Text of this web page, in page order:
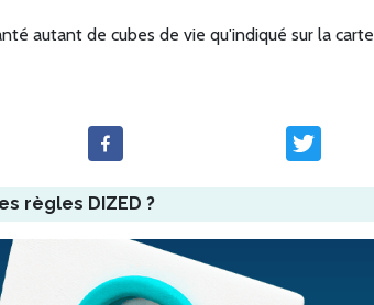
autant de cubes de vie qu'indiqué sur la carte
règles DIZED ?